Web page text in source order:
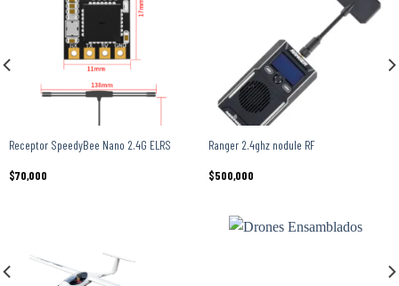
Receptor SpeedyBee Nano 2.4G ELRS
$70,000
Ranger 2.4ghz nodule RF
$500,000